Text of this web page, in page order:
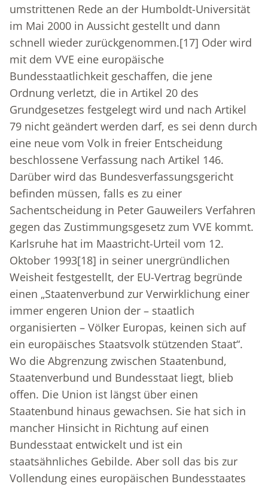
umstrittenen Rede an der Humboldt-Universität
im Mai 2000 in Aussicht gestellt und dann
schnell wieder zurückgenommen.[17] Oder wird
mit dem VVE eine europäische
Bundesstaatlichkeit geschaffen, die jene
Ordnung verletzt, die in Artikel 20 des
Grundgesetzes festgelegt wird und nach Artikel
79 nicht geändert werden darf, es sei denn durch
eine neue vom Volk in freier Entscheidung
beschlossene Verfassung nach Artikel 146.
Darüber wird das Bundesverfassungsgericht
befinden müssen, falls es zu einer
Sachentscheidung in Peter Gauweilers Verfahren
gegen das Zustimmungsgesetz zum VVE kommt.
Karlsruhe hat im Maastricht-Urteil vom 12.
Oktober 1993[18] in seiner unergründlichen
Weisheit festgestellt, der EU-Vertrag begründe
einen „Staatenverbund zur Verwirklichung einer
immer engeren Union der – staatlich
organisierten – Völker Europas, keinen sich auf
ein europäisches Staatsvolk stützenden Staat“.
Wo die Abgrenzung zwischen Staatenbund,
Staatenverbund und Bundesstaat liegt, blieb
offen. Die Union ist längst über einen
Staatenbund hinaus gewachsen. Sie hat sich in
mancher Hinsicht in Richtung auf einen
Bundesstaat entwickelt und ist ein
staatsähnliches Gebilde. Aber soll das bis zur
Vollendung eines europäischen Bundesstaates